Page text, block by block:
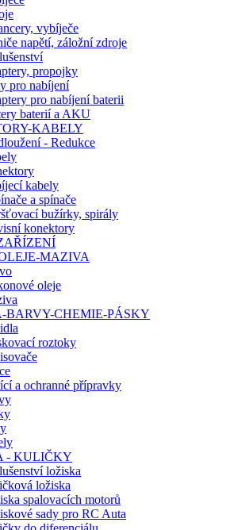
vybíječe
napětí, záložní zdroje
propojky
pro nabíjení
pro nabíjení baterii
baterií a AKU
KABELY
- Redukce
kabely
a spínače
bužírky, spirály
konektory
MAZIVA
oleje
BARVY-CHEMIE-PÁSKY
roztoky
a ochranné přípravky
- KULIČKY
ložiska
ložiska
spalovacích motorů
sady pro RC Auta